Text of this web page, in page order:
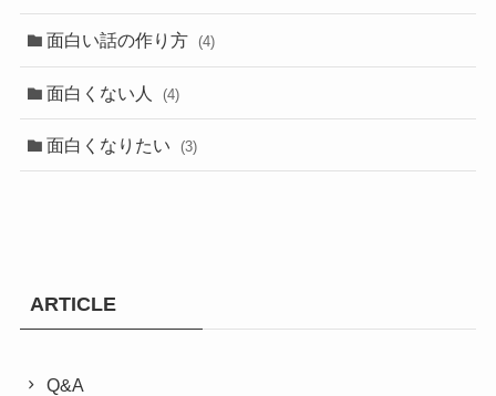
面白い話の作り方 (4)
面白くない人 (4)
面白くなりたい (3)
ARTICLE
Q&A